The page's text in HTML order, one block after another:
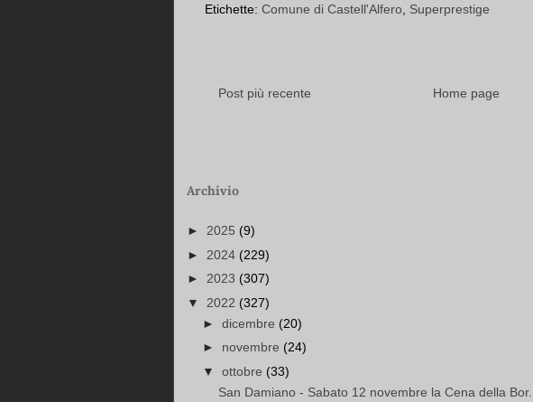
Etichette: Comune di Castell'Alfero Superprestige
Post più recente Home page
Archivio
► 2025 (9)
► 2024 (229)
► 2023 (307)
▼ 2022 (327)
► dicembre (20)
► novembre (24)
▼ ottobre (33)
San Damiano - Sabato 12 novembre la Cena della Bor...